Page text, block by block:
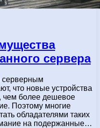
сервера
серверным
что новые устройства
чем более дешевое
Поэтому многие
обладателями таких
на подержанные…